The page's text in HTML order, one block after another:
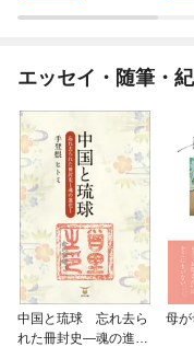
エッセイ・随筆・
中国と琉球 忘れ去ら
れた冊封史―魂の進化
母が